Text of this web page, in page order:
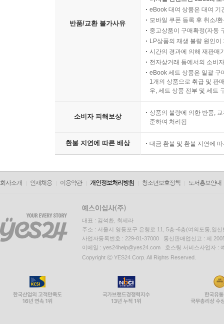
반품/교환 불가사유
eBook 대여 상품은 대여 기
모바일 쿠폰 등록 후 취소/
중고상품이 구매확정(자동
LP상품의 재생 불량 원인
시간의 경과에 의해 재판매
전자상거래 등에서의 소비
eBook 세트 상품은 일괄 구
1개의 상품으로 취급 및 판
우, 세트 상품 전부 및 세트
소비자 피해보상
상품의 불량에 의한 반품,
준하여 처리됨
환불 지연에 따른 배상 대금 환불 및 환불 지연에
회사소개 인재채용 이용약관 개인정보처리방침 청소년보호정책 도서홍보안내
대표 : 김석환, 최세라
주소 : 서울시 영등포구 은행로 11, 5층~6층(여의도동,일신
사업자등록번호 : 229-81-37000 통신판매업신고 : 제
이메일 : yes24help@yes24.com 호스팅 서비스사업자 :
Copyright ⓒ YES24 Corp. All Rights Reserved.